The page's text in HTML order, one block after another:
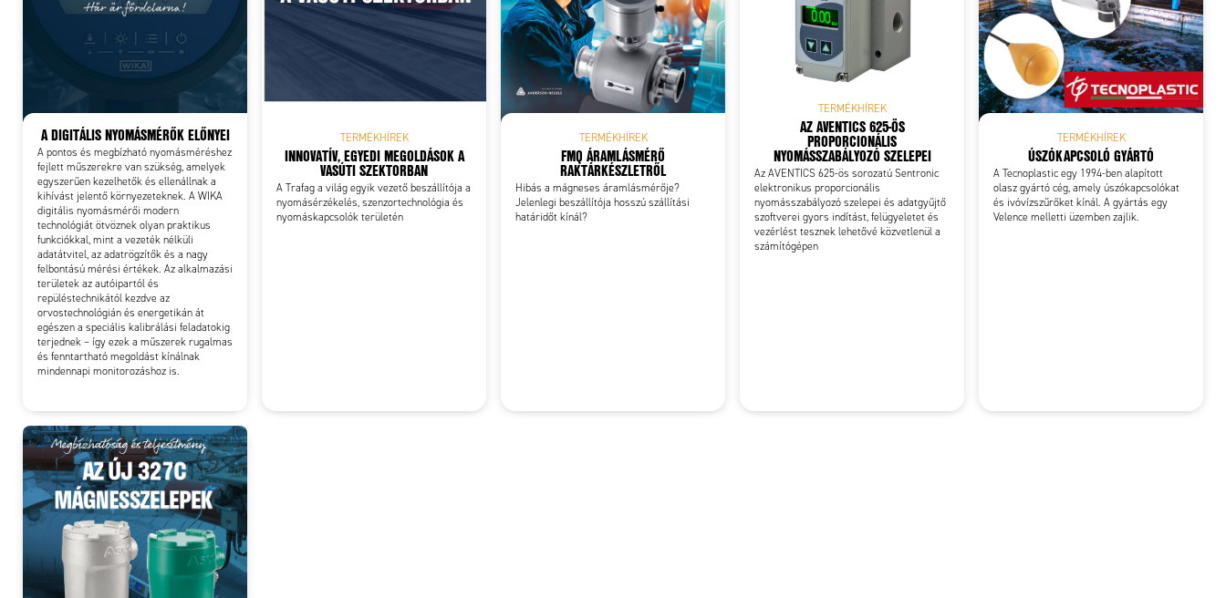
Add to existing cart row Add as new cart row
A DIGITÁLIS NYOMÁSMÉRŐK ELŐNYEI
A pontos és megbízható nyomásméréshez
fejlett műszerekre van szükség, amelyek
egyszerűen kezelhetők és ellenállnak a
kihívást jelentő környezeteknek. A WIKA
digitális nyomásmérői modern
technológiát ötvöznek olyan praktikus
funkciókkal, mint a vezeték nélküli
adatátvitel, az adatrögzítők és a nagy
felbontású mérési értékek. Az alkalmazási
területek az autóipartól és
repüléstechnikától kezdve az
orvostechnológián és energetikán át
egészen a speciális kalibrálási feladatokig
terjednek – így ezek a műszerek rugalmas
és fenntartható megoldást kínálnak
mindennapi monitorozáshoz is.
TERMÉKHÍREK
INNOVATÍV, EGYEDI MEGOLDÁSOK A
VASÚTI SZEKTORBAN
A Trafag a világ egyik vezető beszállítója a
nyomásérzékelés, szenzortechnológia és
nyomáskapcsolók területén
TERMÉKHÍREK
FMQ ÁRAMLÁSMÉRŐ
RAKTÁRKÉSZLETRŐL
Hibás a mágneses áramlásmérője?
Jelenlegi beszállítója hosszú szállítási
határidőt kínál?
TERMÉKHÍREK
AZ AVENTICS 625-ÖS
PROPORCIONÁLIS
NYOMÁSSZABÁLYOZÓ SZELEPEI
Az AVENTICS 625-ös sorozatú Sentronic
elektronikus proporcionális
nyomásszabályozó szelepei és adatgyűjtő
szoftverei gyors indítást, felügyeletet és
vezérlést tesznek lehetővé közvetlenül a
számítógépen
TERMÉKHÍREK
ÚSZÓKAPCSOLÓ GYÁRTÓ
A Tecnoplastic egy 1994-ben alapított
olasz gyártó cég, amely úszókapcsolókat
és ivóvízszűrőket kínál. A gyártás egy
Velence melletti üzemben zajlik.